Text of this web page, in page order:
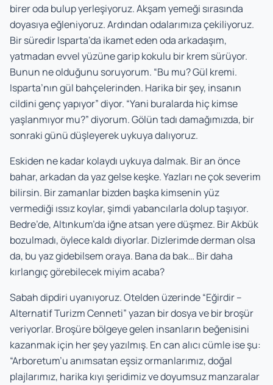
birer oda bulup yerleşiyoruz. Akşam yemeği sırasında
doyasıya eğleniyoruz. Ardından odalarımıza çekiliyoruz.
Bir süredir Isparta’da ikamet eden oda arkadaşım,
yatmadan evvel yüzüne garip kokulu bir krem sürüyor.
Bunun ne olduğunu soruyorum. “Bu mu? Gül kremi.
Isparta’nın gül bahçelerinden. Harika bir şey, insanın
cildini genç yapıyor” diyor. “Yani buralarda hiç kimse
yaşlanmıyor mu?” diyorum. Gölün tadı damağımızda, bir
sonraki günü düşleyerek uykuya dalıyoruz.
Eskiden ne kadar kolaydı uykuya dalmak. Bir an önce
bahar, arkadan da yaz gelse keşke. Yazları ne çok severim
bilirsin. Bir zamanlar bizden başka kimsenin yüz
vermediği ıssız koylar, şimdi yabancılarla dolup taşıyor.
Bedre’de, Altınkum’da iğne atsan yere düşmez. Bir Akbük
bozulmadı, öylece kaldı diyorlar. Dizlerimde derman olsa
da, bu yaz gidebilsem oraya. Bana da bak… Bir daha
kırlangıç görebilecek miyim acaba?
Sabah dipdiri uyanıyoruz. Otelden üzerinde “Eğirdir –
Alternatif Turizm Cenneti” yazan bir dosya ve bir broşür
veriyorlar. Broşüre bölgeye gelen insanların beğenisini
kazanmak için her şey yazılmış. En can alıcı cümle ise şu:
“Arboretum’u anımsatan eşsiz ormanlarımız, doğal
plajlarımız, harika kıyı şeridimiz ve doyumsuz manzaralar